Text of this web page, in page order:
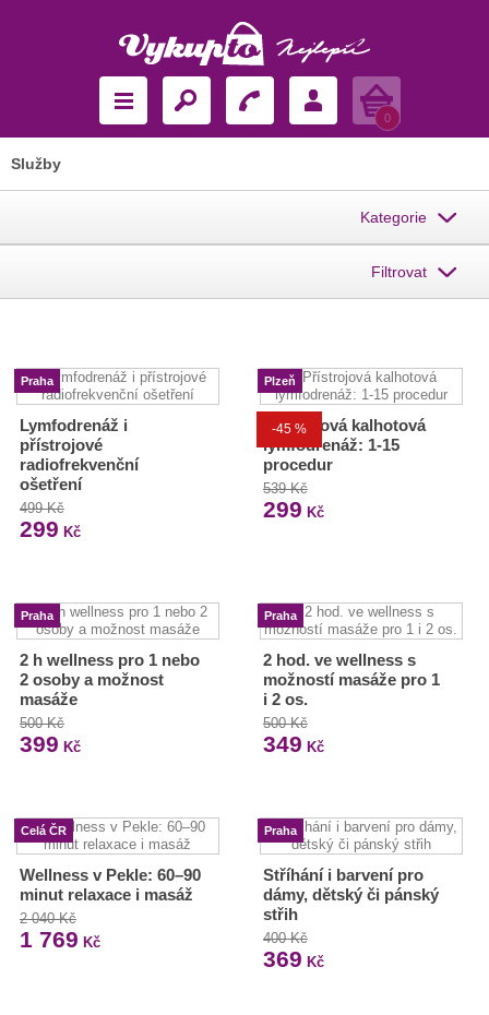
Košík
0
Služby
Kategorie
Filtrovat
Praha
Lymfodrenáž i
přístrojové
radiofrekvenční
ošetření
499 Kč
299 Kč
-45 %
Plzeň
Přístrojová kalhotová
lymfodrenáž: 1-15
procedur
539 Kč
299 Kč
Praha
2 h wellness pro 1 nebo
2 osoby a možnost
masáže
500 Kč
399 Kč
Praha
2 hod. ve wellness s
možností masáže pro 1
i 2 os.
500 Kč
349 Kč
Celá ČR
Wellness v Pekle: 60–90
minut relaxace i masáž
2 040 Kč
1 769 Kč
Praha
Stříhání i barvení pro
dámy, dětský či pánský
střih
400 Kč
369 Kč